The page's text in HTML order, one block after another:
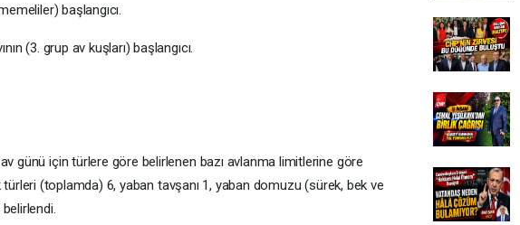
başlangıcı.
(3. grup av kuşları) başlangıcı.
günü için türlere göre belirlenen bazı avlanma limitlerine göre
türleri (toplamda) 6, yaban tavşanı 1, yaban domuzu (sürek, bek ve